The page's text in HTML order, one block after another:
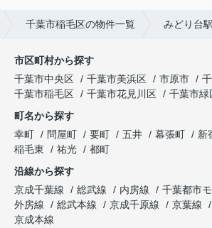
千葉市稲毛区の物件一覧 みどり台駅
市区町村から探す
千葉市中央区
千葉市美浜区 市原市
千葉市稲毛区
千葉市花見川区 千葉市緑
町名から探す
幸町
問屋町 要町 五井 幕張町 新
稲毛東
祐光
都町
沿線から探す
京成千葉線
総武線 内房線
千葉都市
外房線
総武本線 京成千原線 京葉線
京成本線